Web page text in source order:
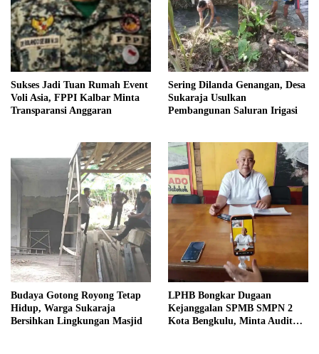
Sukses Jadi Tuan Rumah Event
Voli Asia, FPPI Kalbar Minta
Transparansi Anggaran
Sering Dilanda Genangan, Desa
Sukaraja Usulkan
Pembangunan Saluran Irigasi
Budaya Gotong Royong Tetap
Hidup, Warga Sukaraja
Bersihkan Lingkungan Masjid
LPHB Bongkar Dugaan
Kejanggalan SPMB SMPN 2
Kota Bengkulu, Minta Audit